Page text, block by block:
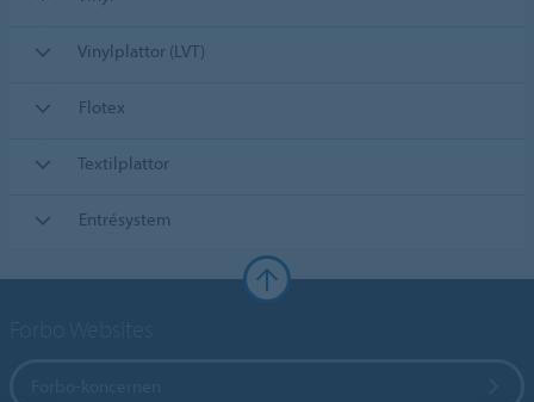
Vinylplattor (LVT)
Flotex
Textilplattor
Entrésystem